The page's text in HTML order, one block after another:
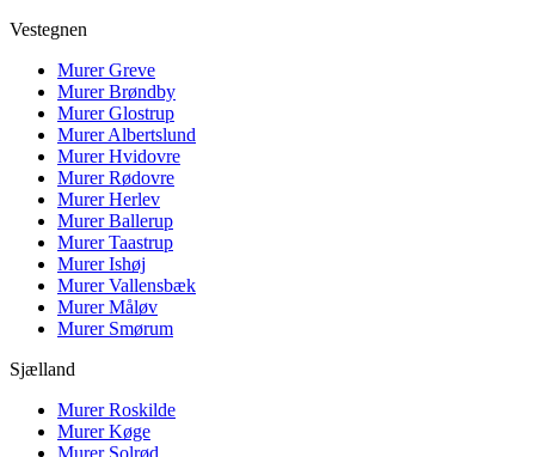
Vestegnen
MurerGreve
MurerBrøndby
MurerGlostrup
MurerAlbertslund
MurerHvidovre
MurerRødovre
MurerHerlev
MurerBallerup
MurerTaastrup
MurerIshøj
MurerVallensbæk
MurerMåløv
Murer Smørum
Sjælland
MurerRoskilde
MurerKøge
Murer Solrød